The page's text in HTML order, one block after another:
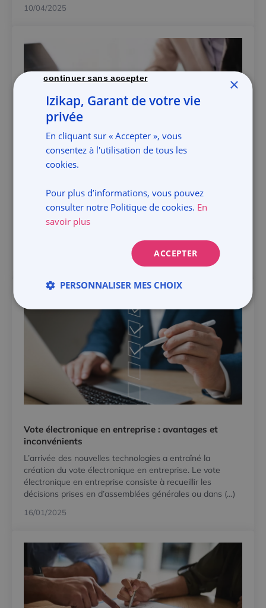
10/04/2025
(BSA)
Pour renforcer l’implication de ses salariés, dirigeants et
mandataires sociaux ou pour lever des fonds sans
augmentation immédiate du capital, les entreprises
peuvent émettre des bons de souscription d’actions (…)
Vote électronique en entreprise : avantages et
inconvénients
L’arrivée des nouvelles technologies a entraîné la
création du vote électronique en entreprise. Le vote
électronique en entreprise consiste à recueillir les
décisions prises en d’assemblées générales ou dans (…)
16/01/2025
×
Izikap, Garant de votre vie
privée
En cliquant sur « Accepter », vous
consentez à l'utilisation de tous les
cookies.
Pour plus d’informations, vous pouvez
consulter notre Politique de cookies. En
savoir plus
ACCEPTER
continuer sans accepter
PERSONNALISER MES CHOIX